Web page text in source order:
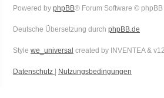
Powered by phpBB® Forum Software © phpBB
Deutsche Übersetzung durch phpBB.de
Style we_universal created by INVENTEA &
Datenschutz Nutzungsbedingungen